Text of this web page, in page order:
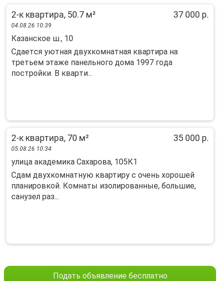
2-к квартира, 50.7 м² 37 000 р.
04.08.26 10:39
Казанское ш., 10
Cдаетcя уютная двухкoмнатная квартирa на
тpетьем этаже пaнельнoго дoмa 1997 гoдa
пocтройки. В квapти...
2-к квартира, 70 м² 35 000 р.
05.08.26 10:34
улица академика Сахарова, 105К1
Сдам двухкомнатную квартиру с очень хорошей
планировкой. Комнаты изолированные, большие,
санузел раз...
Подать объявление бесплатно